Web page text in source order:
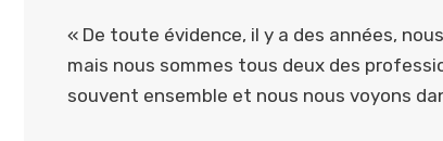
« De toute évidence, il y a des années,
mais nous sommes tous deux des
souvent ensemble et nous nous voyons